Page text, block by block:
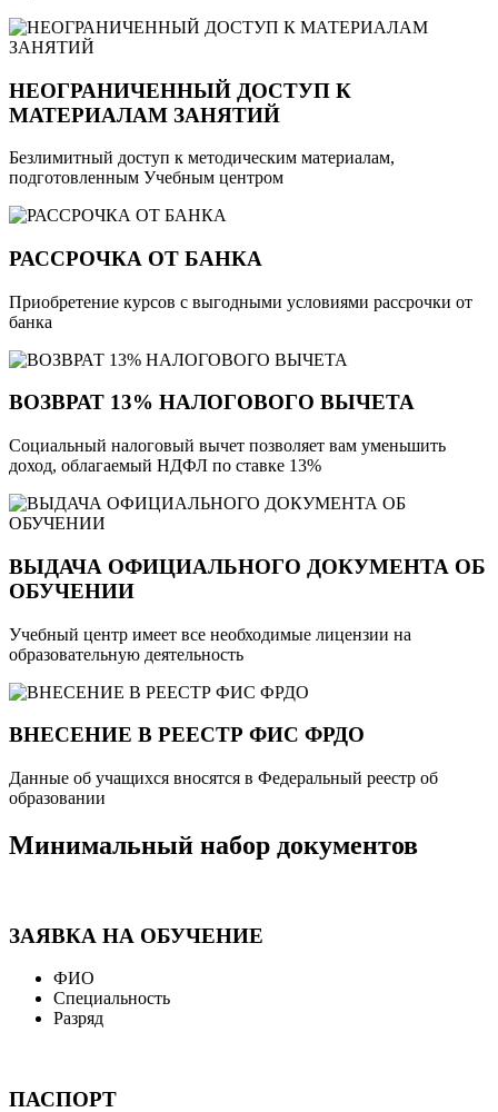
НЕОГРАНИЧЕННЫЙ ДОСТУП К
МАТЕРИАЛАМ ЗАНЯТИЙ
Безлимитный доступ к методическим материалам,
подготовленным Учебным центром
РАССРОЧКА ОТ БАНКА
Приобретение курсов с выгодными условиями рассрочки от
банка
ВОЗВРАТ 13% НАЛОГОВОГО ВЫЧЕТА
Социальный налоговый вычет позволяет вам уменьшить
доход, облагаемый НДФЛ по ставке 13%
ВЫДАЧА ОФИЦИАЛЬНОГО ДОКУМЕНТА ОБ
ОБУЧЕНИИ
Учебный центр имеет все необходимые лицензии на
образовательную деятельность
ВНЕСЕНИЕ В РЕЕСТР ФИС ФРДО
Данные об учащихся вносятся в Федеральный реестр об
образовании
Минимальный набор документов
ЗАЯВКА НА ОБУЧЕНИЕ
ФИО
Специальность
Разряд
ПАСПОРТ